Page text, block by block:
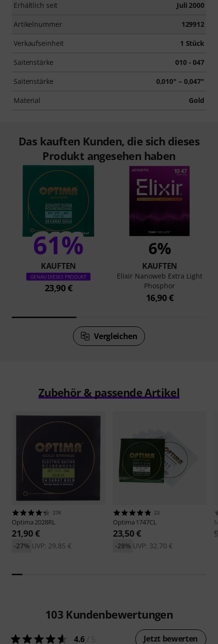
Erhältlich seit Juli 2000
Artikelnummer 129912
Verkaufseinheit 1 Stück
Saitenstärke 010 - 047
Saitenstärke 0,010" – 0,047"
Material Gold
Das kauften Kunden, die sich dieses
Produkt angesehen haben
61%
KAUFTEN
GENAU DIESES PRODUKT
23,90 €
6%
KAUFTEN
Elixir Nanoweb Extra Light
Phosphor
16,90 €
Vergleichen
Zubehör & passende Artikel
274
Optima2028RL
21,90 €
UVP: 29,85 €
-27%
23
Optima 1747CL
23,50 €
UVP: 32,70 €
-28%
103 Kundenbewertungen
4.6 Jetzt bewerten